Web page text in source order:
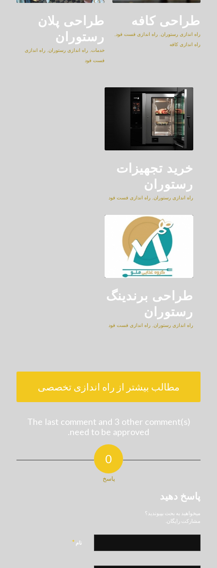
طراحی کافه
راه اندازی رستوران, راه اندازی فست فود
راه اندازی کافه
طراحی پلان
رستوران
خدمات, راه اندازی رستوران, راه اندازی
فست فود
خرید تجهیزات
رستوران
راه اندازی رستوران, راه اندازی فست فود
طراحی برندینگ
رستوران
راه اندازی رستوران, راه اندازی فست فود
مطالب بیشتر از راه اندازی تخصصی
The last comment and 3 other comment(s)
need to be approved.
0
پاسخ
پاسخ دهید
میخواهید به بحث بپیوندید؟
مشارکت رایگان.
نام *